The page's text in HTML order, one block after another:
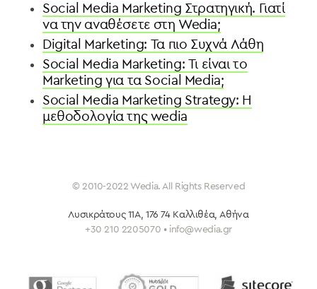
Social Media Marketing Στρατηγική. Γιατί
να την αναθέσετε στη Wedia;
Digital Marketing: Τα πιο Συχνά Λάθη
Social Media Marketing: Τι είναι το
Marketing για τα Social Media;
Social Media Marketing Strategy: H
μεθοδολογία της wedia
© 2010-2022 Wedia. All Rights Reserved
Λυσικράτους 11Α, 176 74 Καλλιθέα, Αθήνα
+30 210 2205070 • info@wedia.gr